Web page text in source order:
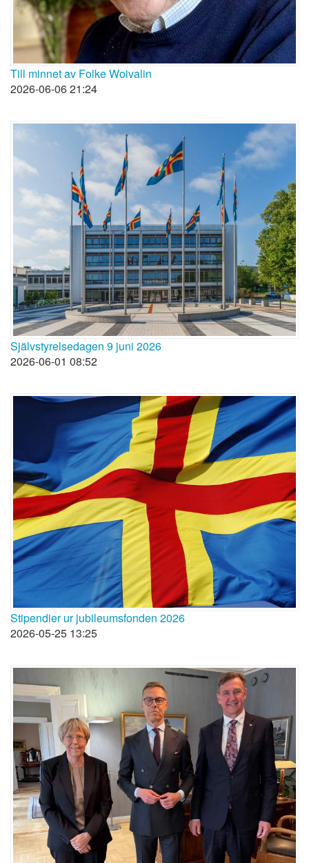
Till minnet av Folke Woivalin
2026-06-06 21:24
Självstyrelsedagen 9 juni 2026
2026-06-01 08:52
Stipendier ur jubileumsfonden 2026
2026-05-25 13:25